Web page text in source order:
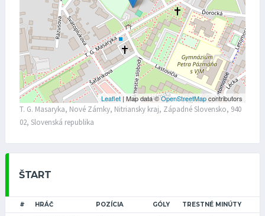
Leaflet| Map data ©OpenStreetMapcontributors
T. G. Masaryka, Nové Zámky, Nitriansky kraj, Západné Slovensko, 940
02, Slovenská republika
ŠTART
# HRÁČ POZÍCIA GÓLY TRESTNÉ MINÚTY